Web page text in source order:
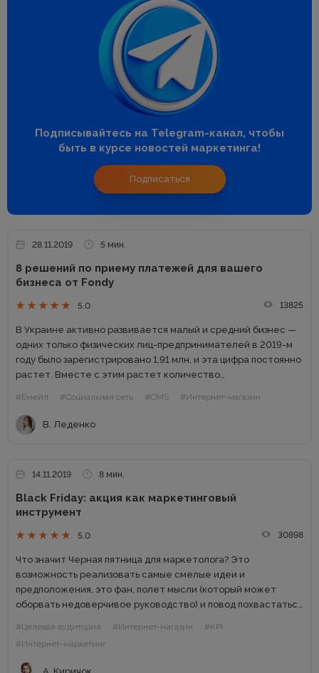
Подписывайтесь на Telegram-канал, чтобы
быть в курсе новостей маркетинга!
Подписаться
28.11.2019 5 мин.
8 решений по приему платежей для вашего
бизнеса от Fondy
5.0 13825
В Украине активно развивается малый и средний бизнес —
одних только физических лиц-предпринимателей в 2019-м
году было зарегистрировано 1,91 млн, и эта цифра постоянно
растет. Вместе с этим растет количество
целевую аудиторию дешевле...
#Емейл #Социальная сеть #CMS #Интернет-магазин
В. Леденко
14.11.2019 8 мин.
Black Friday: акция как маркетинговый
инструмент
5.0 30898
Что значит Черная пятница для маркетолога? Это
возможность реализовать самые смелые идеи и
предположения, это фан, полет мысли (который может
оборвать недоверчивое руководство) и повод похвастаться
пятницу — это тема многих чатов,...
#Целевая аудитория #Интернет-магазин
#KPI
#Интернет-маркетинг